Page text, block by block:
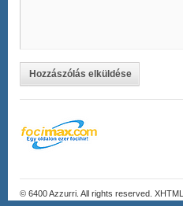
Hozzászólás elküldése
© 6400Azzurri . All rights reserved.